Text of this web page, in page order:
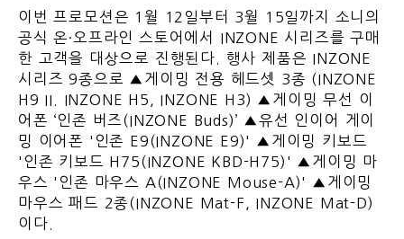
이번 프로모션은 1월 12일부터 3월 15일까지 소니의
공식 온·오프라인 스토어에서 INZONE 시리즈를 구매
한 고객을 대상으로 진행된다. 행사 제품은 INZONE
시리즈 9종으로 ▲게이밍 전용 헤드셋 3종 (INZONE
H9 II. INZONE H5, INZONE H3) ▲게이밍 무선 이
어폰 ‘인존 버즈(INZONE Buds)’ ▲유선 인이어 게이
밍 이어폰 '인존 E9(INZONE E9)' ▲게이밍 키보드
'인존 키보드 H75(INZONE KBD-H75)' ▲게이밍 마
우스 '인존 마우스 A(INZONE Mouse-A)' ▲게이밍
마우스 패드 2종(INZONE Mat-F, INZONE Mat-D)
이다.